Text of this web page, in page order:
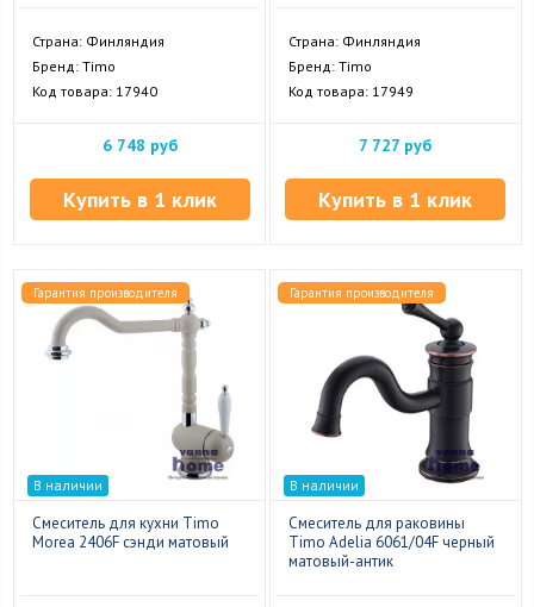
Страна: Финляндия
Бренд: Timo
Код товара: 17940
6 748 руб
Купить в 1 клик
Страна: Финляндия
Бренд: Timo
Код товара: 17949
7 727 руб
Купить в 1 клик
Гарантия производителя
В наличии
Смеситель для кухни Timo
Morea 2406F сэнди матовый
Гарантия производителя
В наличии
Смеситель для раковины
Timo Adelia 6061/04F черный
матовый-антик